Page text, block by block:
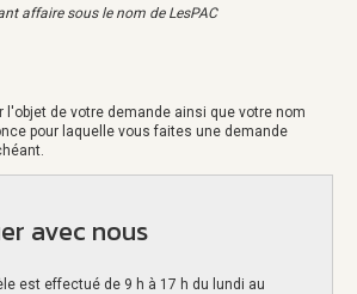
affaire sous le nom de LesPAC
l'objet de votre demande ainsi que votre nom
pour laquelle vous faites une demande
avec nous
est effectué de 9 h à 17 h du lundi au